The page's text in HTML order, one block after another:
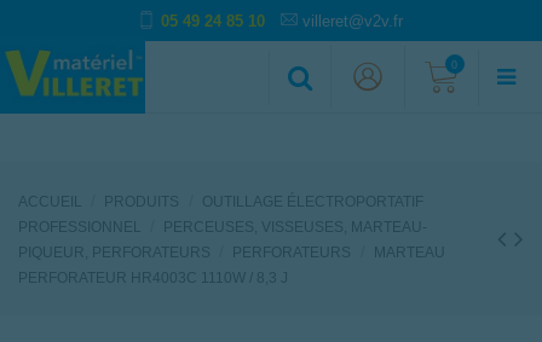
05 49 24 85 10 villeret@v2v.fr
0
ACCUEIL PRODUITS
OUTILLAGE ÉLECTROPORTATIF
PROFESSIONNEL
PERCEUSES, VISSEUSES, MARTEAU-
PIQUEUR, PERFORATEURS
PERFORATEURS
MARTEAU
PERFORATEUR HR4003C 1110W / 8,3 J